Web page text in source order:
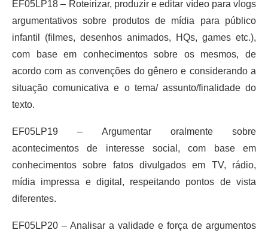
EF05LP18 – Roteirizar, produzir e editar vídeo para vlogs
argumentativos sobre produtos de mídia para público
infantil (filmes, desenhos animados, HQs, games etc.),
com base em conhecimentos sobre os mesmos, de
acordo com as convenções do gênero e considerando a
situação comunicativa e o tema/ assunto/finalidade do
texto.
EF05LP19 – Argumentar oralmente sobre
acontecimentos de interesse social, com base em
conhecimentos sobre fatos divulgados em TV, rádio,
mídia impressa e digital, respeitando pontos de vista
diferentes.
EF05LP20 – Analisar a validade e força de argumentos